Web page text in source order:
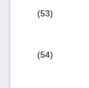
(53)
(54)